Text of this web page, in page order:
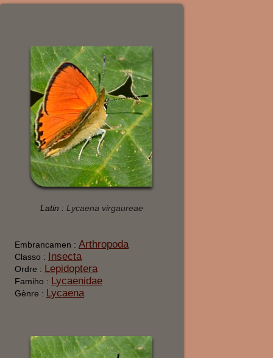
Latin : Lycaena virgaureae
Embrancamen : Arthropoda
Classo : Insecta
Ordre : Lepidoptera
Famiho : Lycaenidae
Gènre : Lycaena